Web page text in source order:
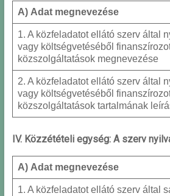
A) Adat megnevezése
1. A közfeladatot ellátó szerv által
vagy költségvetéséből
közszolgáltatások megnevezése
2. A közfeladatot ellátó szerv által
vagy költségvetéséből
közszolgáltatások tartalmának
IV. Közzétételi egység: A szerv
A) Adat megnevezése
1. A közfeladatot ellátó szerv által